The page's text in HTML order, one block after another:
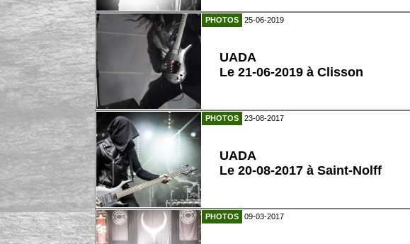
PHOTOS 25-06-2019
UADA
Le 21-06-2019 à Clisson
PHOTOS 23-08-2017
UADA
Le 20-08-2017 à Saint-Nolff
PHOTOS 09-03-2017